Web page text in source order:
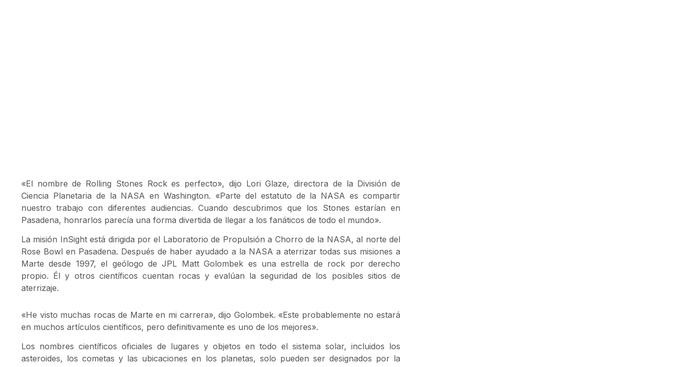
«El nombre de Rolling Stones Rock es perfecto», dijo Lori Glaze, directora de la División de
Ciencia Planetaria de la NASA en Washington. «Parte del estatuto de la NASA es compartir
nuestro trabajo con diferentes audiencias. Cuando descubrimos que los Stones estarían en
Pasadena, honrarlos parecía una forma divertida de llegar a los fanáticos de todo el mundo».
La misión InSight está dirigida por el Laboratorio de Propulsión a Chorro de la NASA, al norte del
Rose Bowl en Pasadena. Después de haber ayudado a la NASA a aterrizar todas sus misiones a
Marte desde 1997, el geólogo de JPL Matt Golombek es una estrella de rock por derecho
propio. Él y otros científicos cuentan rocas y evalúan la seguridad de los posibles sitios de
aterrizaje.
«He visto muchas rocas de Marte en mi carrera», dijo Golombek. «Este probablemente no estará
en muchos artículos científicos, pero definitivamente es uno de los mejores».
Los nombres científicos oficiales de lugares y objetos en todo el sistema solar, incluidos los
asteroides, los cometas y las ubicaciones en los planetas, solo pueden ser designados por la